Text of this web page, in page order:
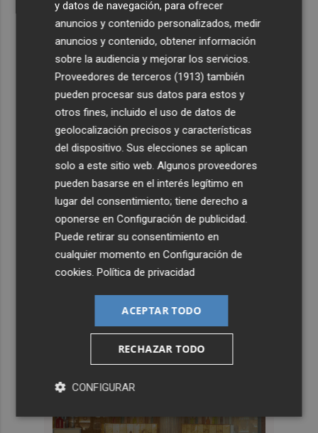
y datos de navegación, para ofrecer
anuncios y contenido personalizados, medir
anuncios y contenido, obtener información
sobre la audiencia y mejorar los servicios.
Proveedores de terceros (1913) también
pueden procesar sus datos para estos y
otros fines, incluido el uso de datos de
geolocalización precisos y características
del dispositivo. Sus elecciones se aplican
solo a este sitio web. Algunos proveedores
pueden basarse en el interés legítimo en
lugar del consentimiento; tiene derecho a
oponerse enConfiguración de publicidad
Puede retirar su consentimiento en
cualquier momento enConfiguración de
cookies .Política de privacidad
ACEPTAR TODO
RECHAZAR TODO
CONFIGURAR